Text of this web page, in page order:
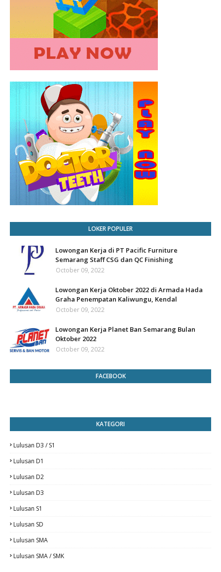
LOKER POPULER
Lowongan Kerja di PT Pacific Furniture
Semarang Staff CSG dan QC Finishing
October 09, 2022
Lowongan Kerja Oktober 2022 di Armada Hada
Graha Penempatan Kaliwungu, Kendal
October 09, 2022
Lowongan Kerja Planet Ban Semarang Bulan
Oktober 2022
October 09, 2022
FACEBOOK
KATEGORI
Lulusan D3 / S1
Lulusan D1
Lulusan D2
Lulusan D3
Lulusan S1
Lulusan SD
Lulusan SMA
Lulusan SMA / SMK